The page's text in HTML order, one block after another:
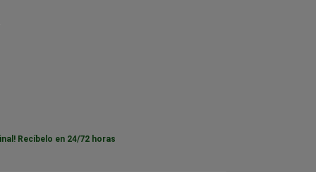
Recíbelo en 24/72 horas